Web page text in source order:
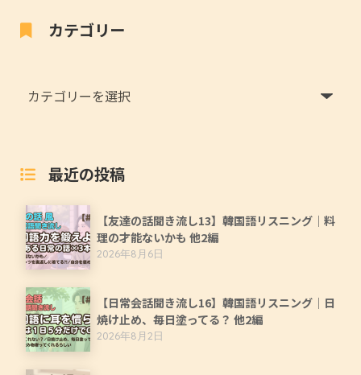
カテゴリー
最近の投稿
【友達の話聞き流し13】韓国語リスニング｜料
理の才能ないかも 他2編
2026年8月6日
【日常会話聞き流し16】韓国語リスニング｜日
焼け止め、毎日塗ってる？ 他2編
2026年8月2日